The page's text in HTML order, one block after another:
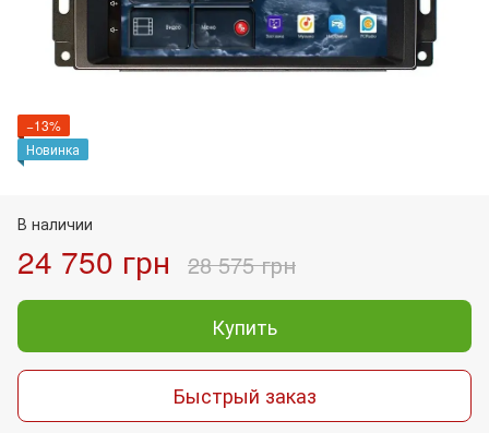
−13%
Новинка
В наличии
24 750 грн 28 575 грн
Купить
Быстрый заказ